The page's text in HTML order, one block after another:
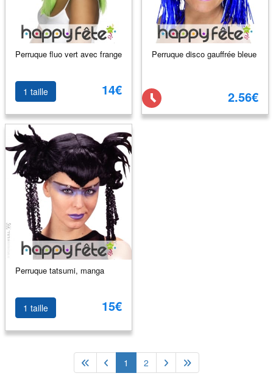
Perruque fluo vert avec frange
1 taille 14€
Perruque disco gauffrée bleue
2.56€
Perruque tatsumi, manga
1 taille 15€
1 2